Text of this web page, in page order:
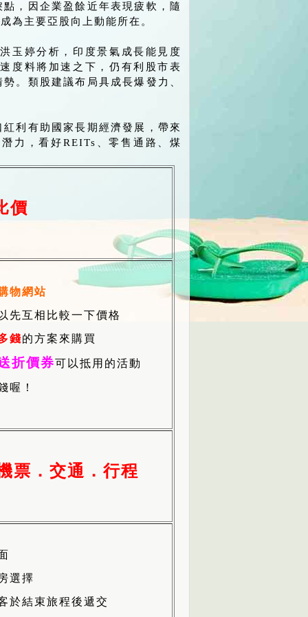
，因企業盈餘近年表現疲軟，隨
為主要亞股向上動能所在。
玉婷分析，印度景氣成長能見度
度料將加速之下，仍有利股市表
。類股建議布局具成長爆發力、
利有助國家長期經濟發展，帶來
力，看好REITs、零售通路、煤
價
物網站
先互相比較一下價格
錢的方案來購買
折價券可以抵用的活動
喔！
票．交通．行程
選擇
於結束旅程後遞交